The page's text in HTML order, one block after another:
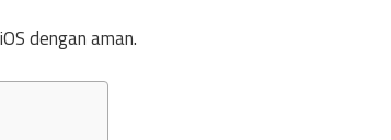
dengan aman.